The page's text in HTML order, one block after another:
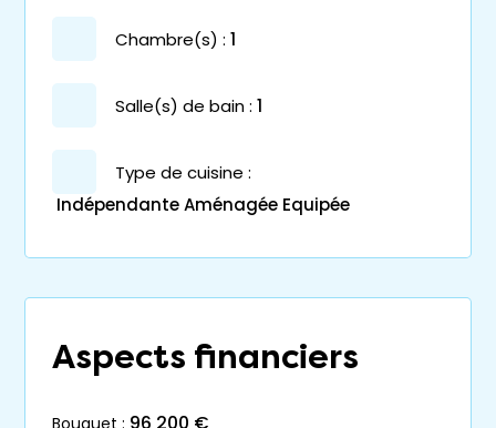
chambre(s) : 1
salle(s) de bain : 1
Type de cuisine :
Indépendante Aménagée Equipée
Aspects financiers
bouquet :